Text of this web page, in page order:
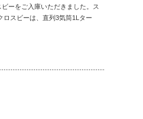
ーをご入庫いただきました。ス
ロスビーは、直列3気筒1Lター